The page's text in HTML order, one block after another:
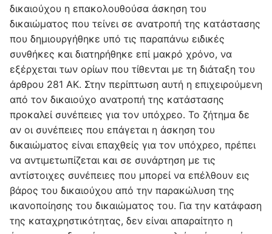
δικαιούχου η επακολουθούσα άσκηση του
δικαιώματος που τείνει σε ανατροπή της κατάστασης
που δημιουργήθηκε υπό τις παραπάνω ειδικές
συνθήκες και διατηρήθηκε επί μακρό χρόνο, να
εξέρχεται των ορίων που τίθενται με τη διάταξη του
άρθρου 281 ΑΚ. Στην περίπτωση αυτή η επιχειρούμενη
από τον δικαιούχο ανατροπή της κατάστασης
προκαλεί συνέπειες για τον υπόχρεο. Το ζήτημα δε
αν οι συνέπειες που επάγεται η άσκηση του
δικαιώματος είναι επαχθείς για τον υπόχρεο, πρέπει
να αντιμετωπίζεται και σε συνάρτηση με τις
αντίστοιχες συνέπειες που μπορεί να επέλθουν εις
βάρος του δικαιούχου από την παρακώλυση της
ικανοποίησης του δικαιώματος του. Για την κατάφαση
της καταχρηστικότητας, δεν είναι απαραίτητο η